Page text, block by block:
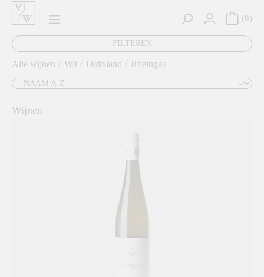
0
FILTEREN
Alle wijnen / Wit / Duitsland / Rheingau
Wijnen